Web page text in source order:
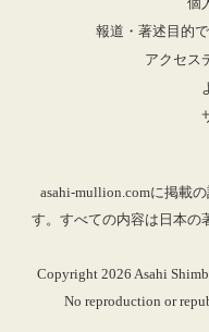
報道・著述目的
アクセス
asahi-mullion.comに掲載
す。すべての内容は日本の
Copyright 2026 Asahi
No reproduction or